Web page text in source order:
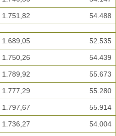
1.751,82 54.488
1.689,05 52.535
1.750,26 54.439
1.789,92 55.673
1.777,29 55.280
1.797,67 55.914
1.736,27 54.004